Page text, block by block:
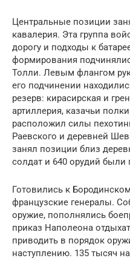
Центральные позиции
кавалерия. Эта группа
дорогу и подходы к
формирования
Толли. Левым флангом
его подчинении
резерв: кирасирская и
артиллерия, казачьи
расположил силы
Раевского и деревней
занял позиции близ
солдат и 640 орудий были
Готовились к
французские генералы.
оружие, пополнялись
приказ Наполеона
приводить в порядок
наступлению. 135 тысяч